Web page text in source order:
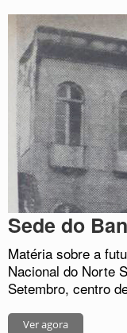
Sede do
Matéria sobre a
Nacional do Norte
Setembro, centro
Ver agora